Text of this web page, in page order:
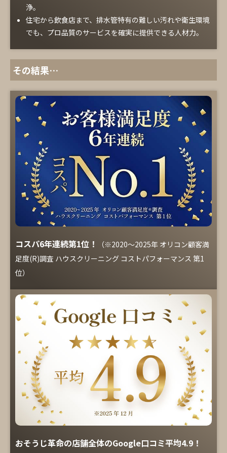
浄。
住宅から飲食店まで、排水管特有の難しい汚れや衛生環境
でも、プロ品質のサービスを確実に提供できる人材力。
その結果…
コスパ6年連続第1位！
（※2020～2025年 オリコン顧客満
足度(R)調査 ハウスクリーニング コストパフォーマンス 第1
位）
おそうじ革命の店舗全体のGoogle口コミ平均4.9！